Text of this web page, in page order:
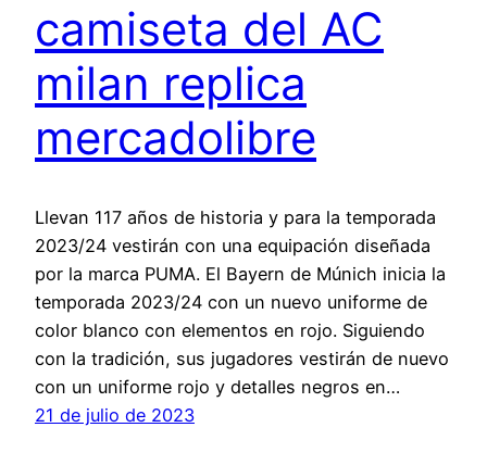
camiseta del AC
milan replica
mercadolibre
Llevan 117 años de historia y para la temporada
2023/24 vestirán con una equipación diseñada
por la marca PUMA. El Bayern de Múnich inicia la
temporada 2023/24 con un nuevo uniforme de
color blanco con elementos en rojo. Siguiendo
con la tradición, sus jugadores vestirán de nuevo
con un uniforme rojo y detalles negros en…
21 de julio de 2023